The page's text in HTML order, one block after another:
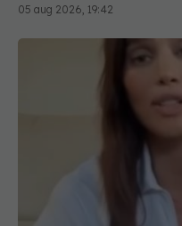
Alina Pușcău
schimbat viața: Am